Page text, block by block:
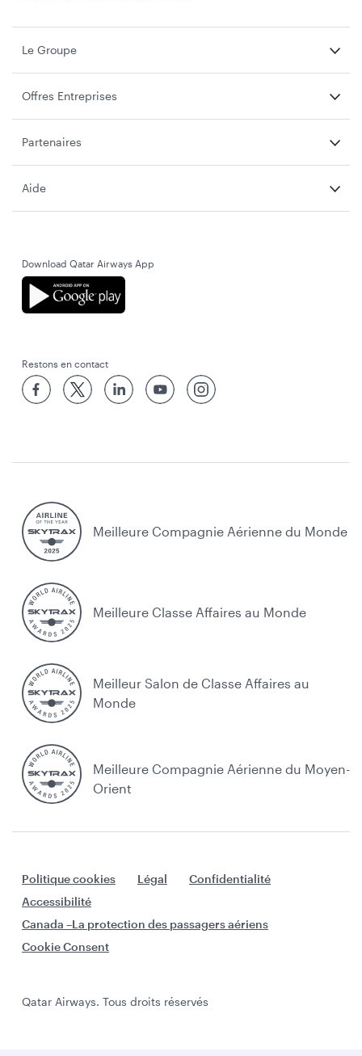
Le Groupe
Offres Entreprises
Partenaires
Aide
Download Qatar Airways App
Restons en contact
Meilleure Compagnie Aérienne du Monde
Meilleure Classe Affaires au Monde
Meilleur Salon de Classe Affaires au
Monde
Meilleure Compagnie Aérienne du Moyen-
Orient
Politique cookies Légal
Confidentialité
Accessibilité
Canada –La protection des passagers aériens
Cookie Consent
Qatar Airways. Tous droits réservés